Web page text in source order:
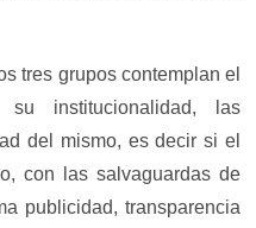
tres grupos contemplan el
institucionalidad, las
del mismo, es decir si el
con las salvaguardas de
publicidad, transparencia